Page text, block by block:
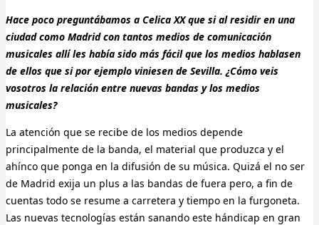
Hace poco preguntábamos a Celica XX que si al residir en una
ciudad como Madrid con tantos medios de comunicación
musicales allí les había sido más fácil que los medios hablasen
de ellos que si por ejemplo viniesen de Sevilla. ¿Cómo veis
vosotros la relación entre nuevas bandas y los medios
musicales?
La atención que se recibe de los medios depende
principalmente de la banda, el material que produzca y el
ahínco que ponga en la difusión de su música. Quizá el no ser
de Madrid exija un plus a las bandas de fuera pero, a fin de
cuentas todo se resume a carretera y tiempo en la furgoneta.
Las nuevas tecnologías están sanando este hándicap en gran